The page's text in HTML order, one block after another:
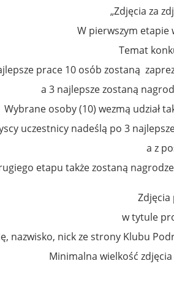
„Zdjęcia za
W pierwszym etapie
Temat
prace 10 osób zostaną
a 3 najlepsze zostaną
Wybrane osoby (10) wezmą udział
uczestnicy nadeślą po 3
a z
etapu także zostaną
Zdjęcia
w tytule
nazwisko, nick ze strony Klubu
Minimalna wielkość